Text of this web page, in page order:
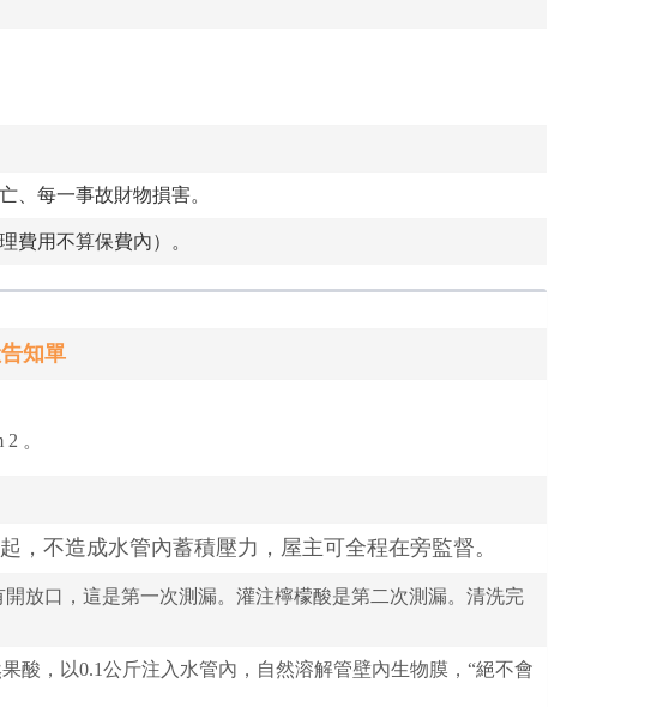
、每一事故財物損害。
費用不算保費內）。
知單
。
不造成水管內蓄積壓力，屋主可全程在旁監督。
放口，這是第一次測漏。灌注檸檬酸是第二次測漏。清洗完
酸，以0.1公斤注入水管內，自然溶解管壁內生物膜，“絕不會